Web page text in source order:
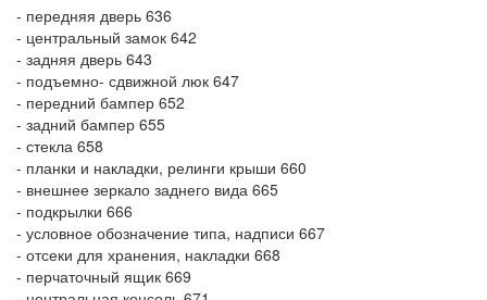
- передняя дверь 636
- центральный замок 642
- задняя дверь 643
- подъемно- сдвижной люк 647
- передний бампер 652
- задний бампер 655
- стекла 658
- планки и накладки, релинги крыши 660
- внешнее зеркало заднего вида 665
- подкрылки 666
- условное обозначение типа, надписи 667
- отсеки для хранения, накладки 668
- перчаточный ящик 669